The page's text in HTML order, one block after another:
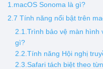
Vỏ iPhone
Vỏ Huawei
1.macOS Sonoma là gì?
2.7 Tính năng nổi bật trên
2.1.Trình bảo vệ màn hình
gì?
2.2.Tính năng Hội nghị
2.3.Safari tách biệt theo